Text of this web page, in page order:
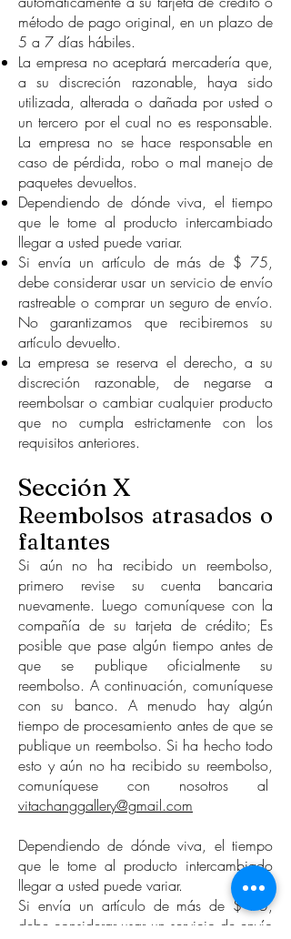
método de pago original, en un plazo de
5 a 7 días hábiles.
La empresa no aceptará mercadería que,
a su discreción razonable, haya sido
utilizada, alterada o dañada por usted o
un tercero por el cual no es responsable.
La empresa no se hace responsable en
caso de pérdida, robo o mal manejo de
paquetes devueltos.
Dependiendo de dónde viva, el tiempo
que le tome al producto intercambiado
llegar a usted puede variar.
Si envía un artículo de más de $ 75,
debe considerar usar un servicio de envío
rastreable o comprar un seguro de envío.
No garantizamos que recibiremos su
artículo devuelto.
La empresa se reserva el derecho, a su
discreción razonable, de negarse a
reembolsar o cambiar cualquier producto
que no cumpla estrictamente con los
requisitos anteriores.
Sección X
Reembolsos atrasados o
faltantes
Si aún no ha recibido un reembolso,
primero revise su cuenta bancaria
nuevamente. Luego comuníquese con la
compañía de su tarjeta de crédito; Es
posible que pase algún tiempo antes de
que se publique oficialmente su
reembolso. A continuación, comuníquese
con su banco. A menudo hay algún
tiempo de procesamiento antes de que se
publique un reembolso. Si ha hecho todo
esto y aún no ha recibido su reembolso,
comuníquese con nosotros al
vitachanggallery@gmail.com
Dependiendo de dónde viva, el tiempo
que le tome al producto intercambiado
llegar a usted puede variar.
Si envía un artículo de más de $ 75,
debe considerar usar un servicio de envío